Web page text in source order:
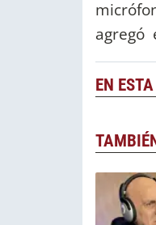
agregó
EN